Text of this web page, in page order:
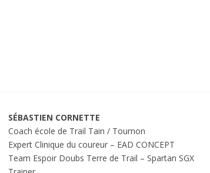
SÉBASTIEN CORNETTE
Coach école de Trail Tain / Tournon
Expert Clinique du coureur – EAD CONCEPT
Team Espoir Doubs Terre de Trail – Spartan SGX